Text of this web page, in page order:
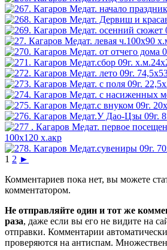
1 2 ►
Комментариев пока нет, вы можете
комментатором.
Не отправляйте один и тот же
раза, даже если вы его не видите на
отправки. Комментарии
проверяются на антиспам.